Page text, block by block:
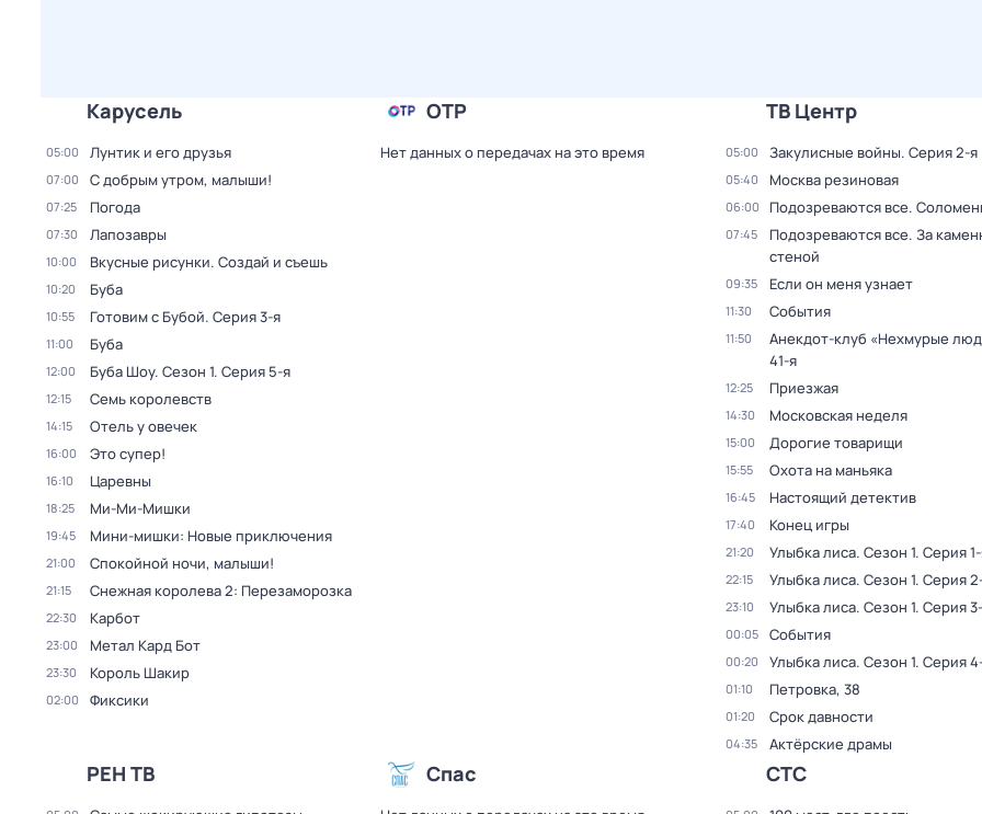
Карусель
05:00 Лунтик и его друзья
07:00 С добрым утром, малыши!
07:25 Погода
07:30 Лапозавры
10:00 Вкусные рисунки. Создай и съешь
10:20 Буба
10:55 Готовим с Бубой. Серия 3-я
11:00 Буба
12:00 Буба Шоу. Сезон 1. Серия 5-я
12:15 Семь королевств
14:15 Отель у овечек
16:00 Это супер!
16:10 Царевны
18:25 Ми-Ми-Мишки
19:45 Мини-мишки: Новые приключения
21:00 Спокойной ночи, малыши!
21:15 Снежная королева 2: Перезаморозка
22:30 Карбот
23:00 Метал Кард Бот
23:30 Король Шакир
02:00 Фиксики
ОТР
Нет данных о передачах на это время
ТВ Центр
05:00 Закулисные войны. Серия 2-я
05:40 Москва резиновая
06:00 Подозреваются все.
07:45
Подозреваются все. За
стеной
09:35 Если он меня узнает
11:30 События
11:50 Анекдот-клуб «Нехмурые
41-я
12:25 Приезжая
14:30 Московская неделя
15:00 Дорогие товарищи
15:55 Охота на маньяка
16:45 Настоящий детектив
17:40 Конец игры
21:20 Улыбка лиса. Сезон 1. Серия
22:15 Улыбка лиса. Сезон 1. Серия
23:10 Улыбка лиса. Сезон 1. Серия
00:05 События
00:20 Улыбка лиса. Сезон 1. Серия
01:10 Петровка, 38
01:20 Срок давности
04:35 Актёрские драмы
РЕН ТВ Спас СТС